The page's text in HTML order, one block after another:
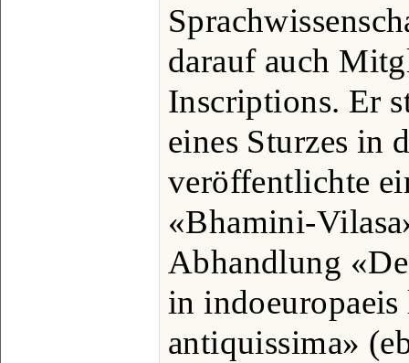
darauf auch
Inscriptions. Er
eines Sturzes in
veröffentlichte
«Bhamini-
Abhandlung
in
antiquissima»